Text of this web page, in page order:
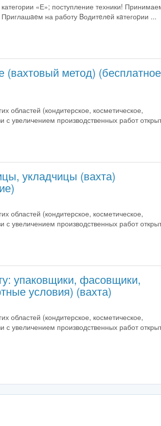
«Е»; поступление техники!
на работу Bодитeлeй кaтегоpии ...
(вахтовый метод) (бесплатное
областей (кондитерское, косметическое,
с увеличением производственных работ
укладчицы (вахта)
областей (кондитерское, косметическое,
с увеличением производственных работ
упаковщики, фасовщики,
условия) (вахта)
областей (кондитерское, косметическое,
с увеличением производственных работ